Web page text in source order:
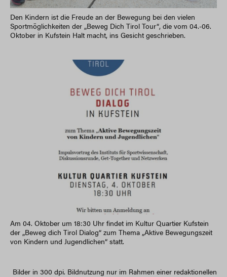
Den Kindern ist die Freude an der Bewegung bei den vielen
Sportmöglichkeiten der „Beweg Dich Tirol Tour“, die vom 04.-06.
Oktober in Kufstein Halt macht, ins Gesicht geschrieben.
Am 04. Oktober um 18:30 Uhr findet im Kultur Quartier Kufstein
der „Beweg dich Tirol Dialog“ zum Thema „Aktive Bewegungszeit
von Kindern und Jugendlichen“ statt.
Bilder in 300 dpi. Bildnutzung nur im Rahmen einer redaktionellen